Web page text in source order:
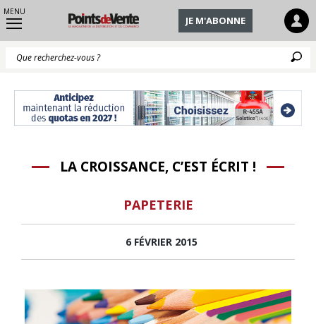
MENU
JE M'ABONNE
LA CROISSANCE, C’EST ÉCRIT !
PAPETERIE
6 FÉVRIER 2015